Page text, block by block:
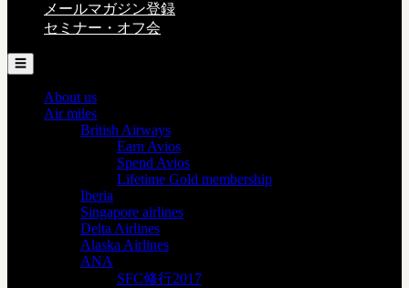
メールマガジン登録
セミナー・オフ会
☰
About us
Air miles
British Airways
Earn Avios
Spend Avios
Lifetime Gold membership
Iberia
Singapore airlines
Delta Airlines
Alaska Airlines
ANA
SFC修行2017